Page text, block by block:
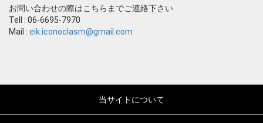
お問い合わせの際はこちらまでご連絡下さい
Tell : 06-6695-7970
Mail : eik.iconoclasm@gmail.com
当サイトについて